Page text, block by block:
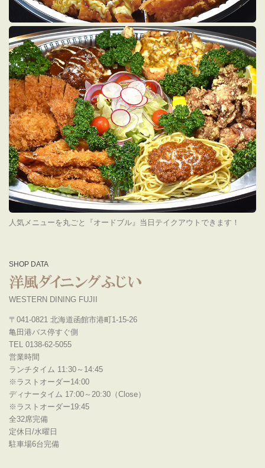
人気メニューを丸ごと『オードブル』当日テイクアウトできます！
SHOP DATA
WESTERN DINING FUJII
〒041-0821 北海道函館市港町1-15-26
亀田港バス停すぐ側
TEL 0138-62-5055
営業時間
ランチタイム 11:30～14:45
※ラストオーダー14:00
ディナータイム 17:00～20:30（Close）
※ラストオーダー19:45
全32席完備
定休日/水曜日
駐車場6台完備